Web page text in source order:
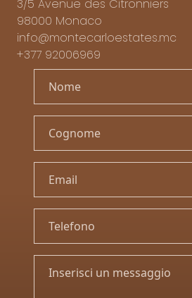
3/5 Avenue des Citronniers
98000 Monaco
info@montecarloestates.mc
+377 92006969